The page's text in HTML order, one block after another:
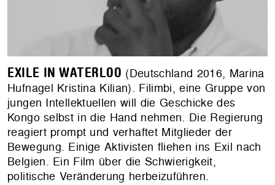
EXILE IN WATERLOO (Deutschland 2016, Marina
Hufnagel Kristina Kilian). Filimbi, eine Gruppe von
jungen Intellektuellen will die Geschicke des
Kongo selbst in die Hand nehmen. Die Regierung
reagiert prompt und verhaftet Mitglieder der
Bewegung. Einige Aktivisten fliehen ins Exil nach
Belgien. Ein Film über die Schwierigkeit,
politische Veränderung herbeizuführen.